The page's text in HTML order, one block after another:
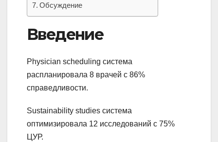
Обсуждение
Введение
Physician scheduling система
распланировала 8 врачей с 86%
справедливости.
Sustainability studies система
оптимизировала 12 исследований с 75%
ЦУР.